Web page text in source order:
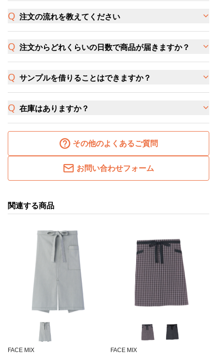
注文の流れを教えてください
注文からどれくらいの日数で商品が届きますか？
サンプルを借りることはできますか？
在庫はありますか？
その他のよくあるご質問
お問い合わせフォーム
関連する商品
FACE MIX
FACE MIX